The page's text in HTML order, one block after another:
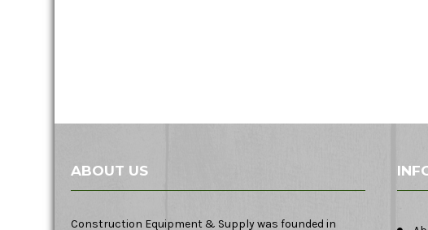
ABOUT US
Construction Equipment & Supply was founded in